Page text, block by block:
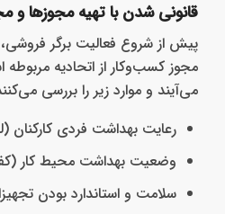
قانونی شدن با تهیه مجوزها و
پیش از شروع فعالیت برگر
مجوز کسب‌وکار از اتحادیه
می‌آیند و موارد زیر را بررسی
رعایت بهداشت فردی
وضعیت بهداشت محیط کار
سلامت و استاندارد بودن